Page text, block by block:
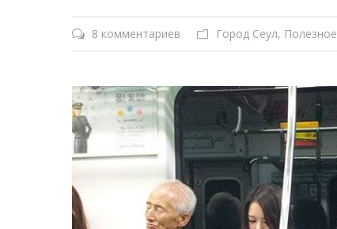
8 комментариев Город Сеул, Полезное